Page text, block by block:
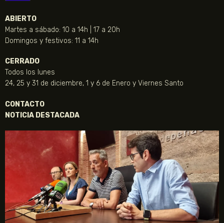
ABIERTO
Martes a sábado: 10 a 14h | 17 a 20h
Domingos y festivos: 11 a 14h
CERRADO
Todos los lunes
24, 25 y 31 de diciembre, 1 y 6 de Enero y Viernes Santo
CONTACTO
NOTICIA DESTACADA